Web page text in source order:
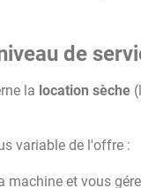
de
la location sèche
variable de l'offre :
machine et vous